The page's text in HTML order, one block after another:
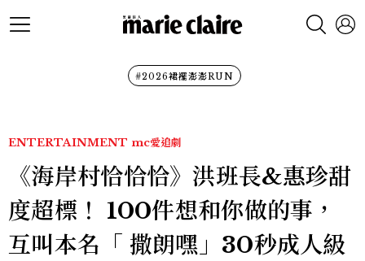
#2026裙襬澎澎RUN
ENTERTAINMENT mc愛追劇
《海岸村恰恰恰》洪班長&惠珍甜
度超標！ 100件想和你做的事，
互叫本名「 撒朗嘿」30秒成人級